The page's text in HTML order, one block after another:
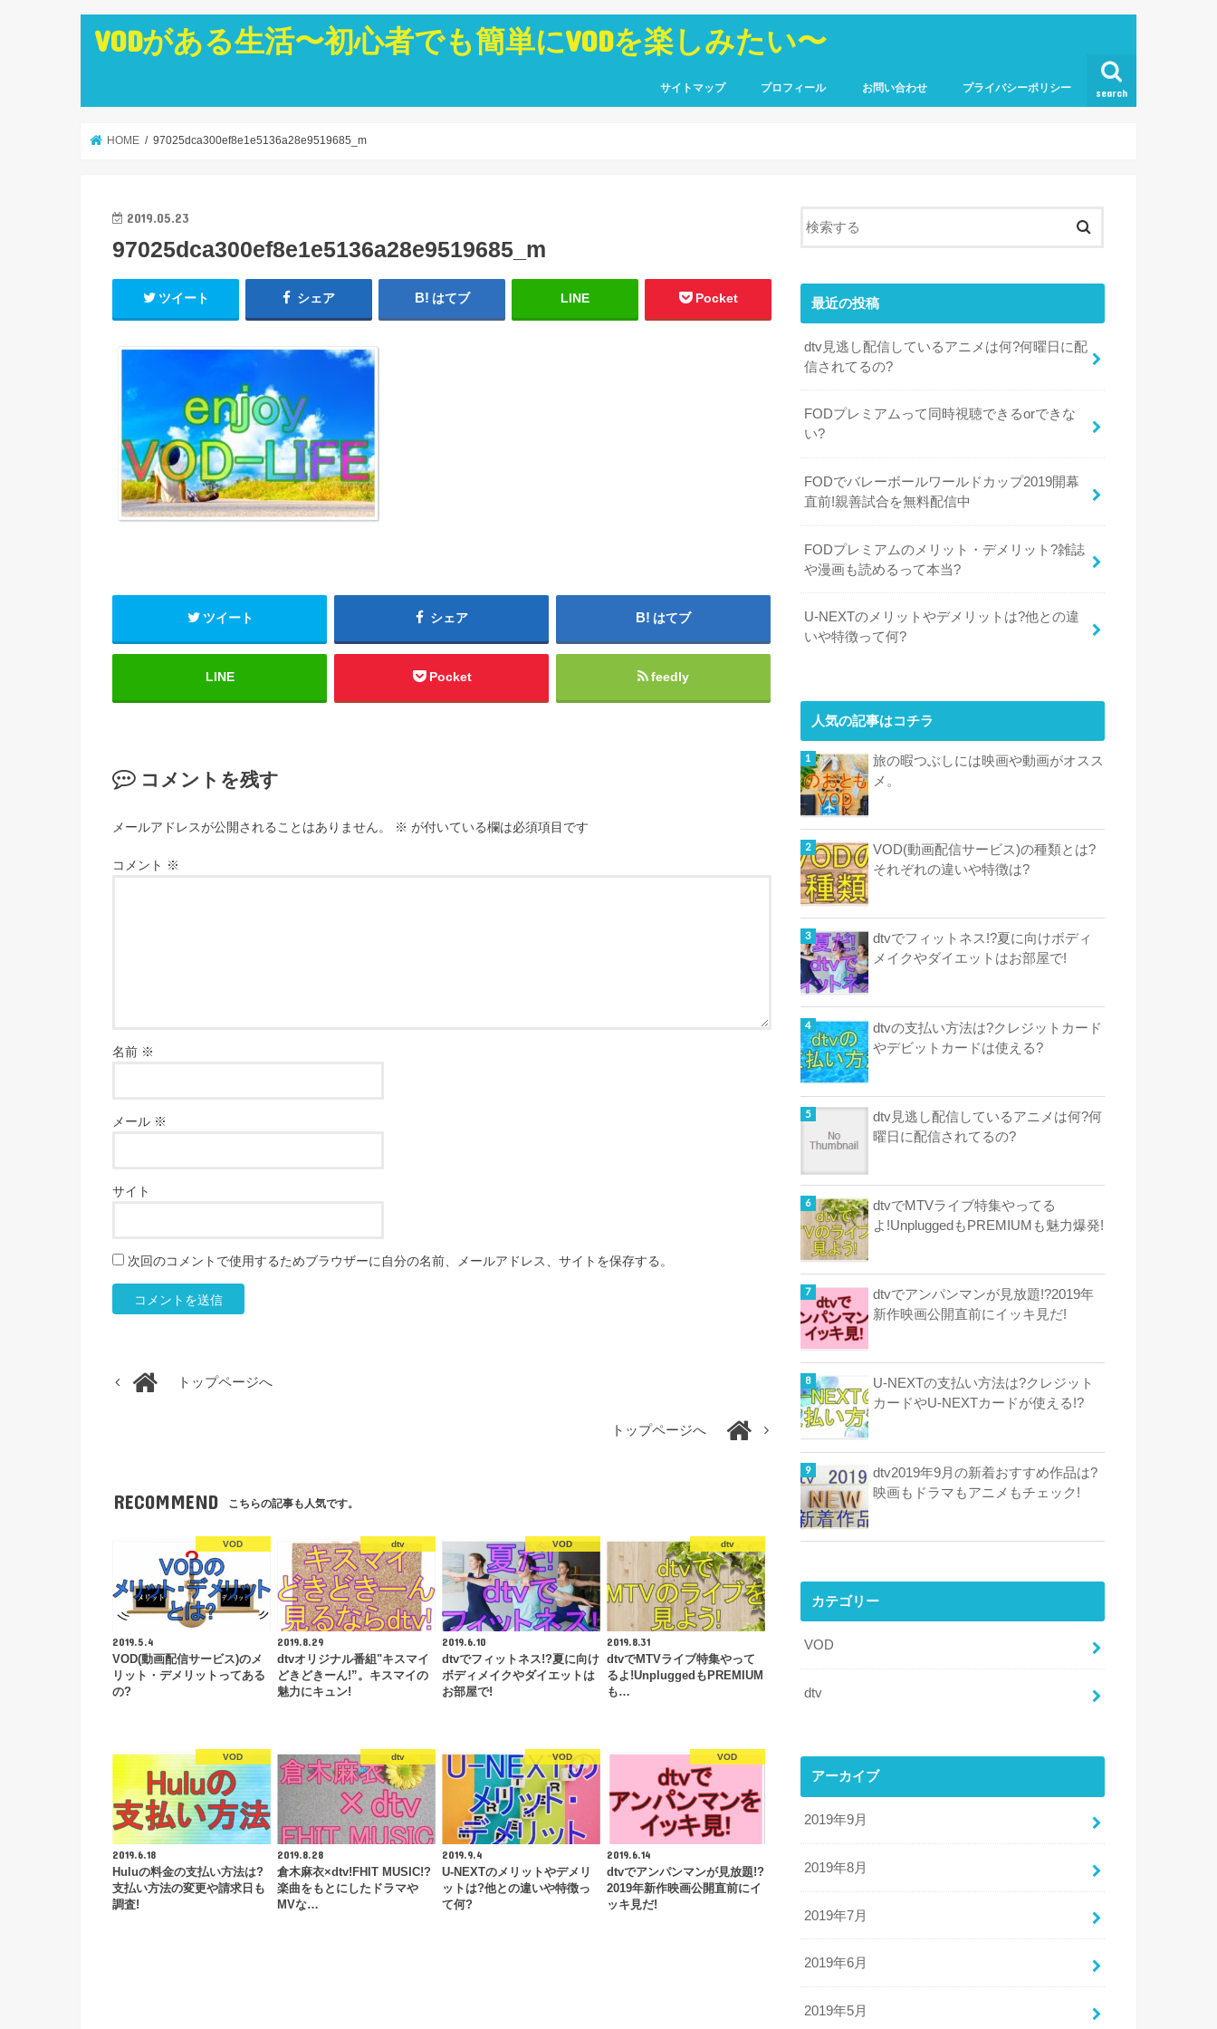
VODがある生活〜初心者でも簡単にVODを楽しみたい〜
search
サイトマップ プロフィール お問い合わせ プライバシーポリシー
HOME 97025dca300ef8e1e5136a28e9519685_m
2019.05.23
97025dca300ef8e1e5136a28e9519685_m
ツイート シェア はてブ LINE Pocket
ツイート シェア はてブ
LINE Pocket feedly
コメントを残す
メールアドレスが公開されることはありません。 ※ が付いている欄は必須項目です
コメント ※
名前 ※
メール ※
サイト
次回のコメントで使用するためブラウザーに自分の名前、メールアドレス、サイトを保存する。
トップページへ
トップページへ
RECOMMEND こちらの記事も人気です。
VOD
2019.5.4
VOD(動画配信サービス)のメ
リット・デメリットってある
の?
dtv
2019.8.29
dtvオリジナル番組"キスマイ
どきどきーん!”。キスマイの
魅力にキュン!
VOD
2019.6.10
dtvでフィットネス!?夏に向け
ボディメイクやダイエットは
お部屋で!
dtv
2019.8.31
dtvでMTVライブ特集やって
るよ!UnpluggedもPREMIUM
も…
VOD
2019.6.18
Huluの料金の支払い方法は?
支払い方法の変更や請求日も
調査!
dtv
2019.8.28
倉木麻衣×dtv!FHIT MUSIC!?
楽曲をもとにしたドラマや
MVな…
VOD
2019.9.4
U-NEXTのメリットやデメリ
ットは?他との違いや特徴っ
て何?
VOD
2019.6.14
dtvでアンパンマンが見放題!?
2019年新作映画公開直前にイ
ッキ見だ!
最近の投稿
dtv見逃し配信しているアニメは何?何曜日に配
信されてるの?
FODプレミアムって同時視聴できるorできな
い?
FODでバレーボールワールドカップ2019開幕
直前!親善試合を無料配信中
FODプレミアムのメリット・デメリット?雑誌
や漫画も読めるって本当?
U-NEXTのメリットやデメリットは?他との違
いや特徴って何?
人気の記事はコチラ
旅の暇つぶしには映画や動画がオスス
メ。
VOD(動画配信サービス)の種類とは?
それぞれの違いや特徴は?
dtvでフィットネス!?夏に向けボディ
メイクやダイエットはお部屋で!
dtvの支払い方法は?クレジットカード
やデビットカードは使える?
dtv見逃し配信しているアニメは何?何
曜日に配信されてるの?
dtvでMTVライブ特集やってる
よ!UnpluggedもPREMIUMも魅力爆発!
dtvでアンパンマンが見放題!?2019年
新作映画公開直前にイッキ見だ!
U-NEXTの支払い方法は?クレジット
カードやU-NEXTカードが使える!?
dtv2019年9月の新着おすすめ作品は?
映画もドラマもアニメもチェック!
カテゴリー
VOD
dtv
アーカイブ
2019年9月
2019年8月
2019年7月
2019年6月
2019年5月